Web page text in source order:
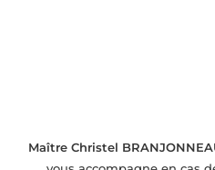
Maître Christel